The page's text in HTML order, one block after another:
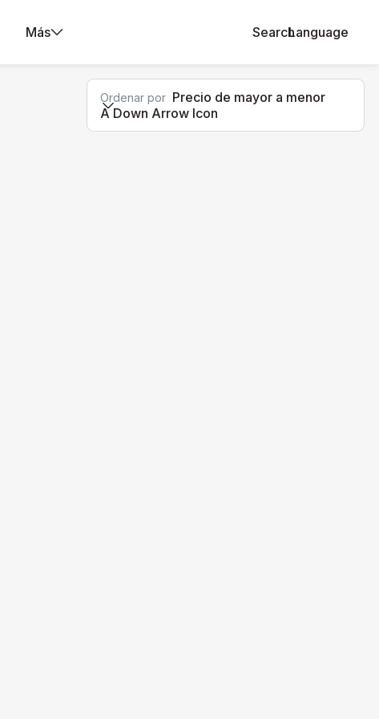
Más SearchLanguage
Ordenar por Precio de mayor a menor
A Down Arrow Icon